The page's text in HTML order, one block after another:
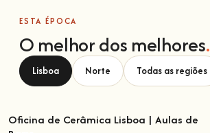
ESTA ÉPOCA
O melhor dos melhores.
Lisboa Norte Todas as regiões
Oficina de Cerâmica Lisboa | Aulas de